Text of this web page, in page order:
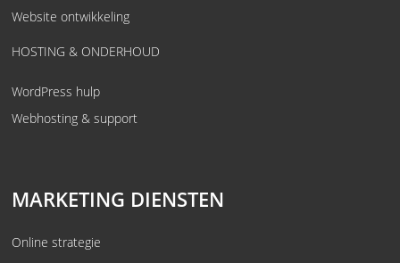
Website ontwikkeling
HOSTING & ONDERHOUD
WordPress hulp
Webhosting & support
MARKETING DIENSTEN
Online strategie